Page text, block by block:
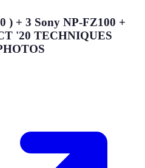
) + 3 Sony NP-FZ100 +
'20 TECHNIQUES